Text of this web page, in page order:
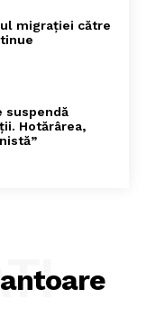
migrației către
suspendă
Hotărârea,